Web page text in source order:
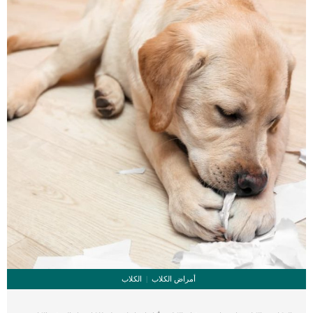
السبب للجرب هو عوامل وراثية […]
أمراض الكلاب الكلاب